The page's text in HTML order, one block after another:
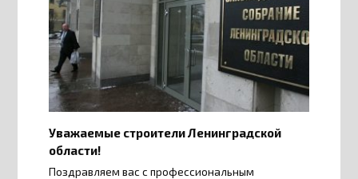
Уважаемые строители Ленинградской
области!
Поздравляем вас с профессиональным